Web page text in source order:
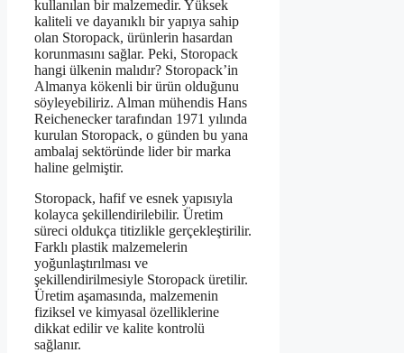
kullanılan bir malzemedir. Yüksek
kaliteli ve dayanıklı bir yapıya sahip
olan Storopack, ürünlerin hasardan
korunmasını sağlar. Peki, Storopack
hangi ülkenin malıdır? Storopack’in
Almanya kökenli bir ürün olduğunu
söyleyebiliriz. Alman mühendis Hans
Reichenecker tarafından 1971 yılında
kurulan Storopack, o günden bu yana
ambalaj sektöründe lider bir marka
haline gelmiştir.
Storopack, hafif ve esnek yapısıyla
kolayca şekillendirilebilir. Üretim
süreci oldukça titizlikle gerçekleştirilir.
Farklı plastik malzemelerin
yoğunlaştırılması ve
şekillendirilmesiyle Storopack üretilir.
Üretim aşamasında, malzemenin
fiziksel ve kimyasal özelliklerine
dikkat edilir ve kalite kontrolü
sağlanır.